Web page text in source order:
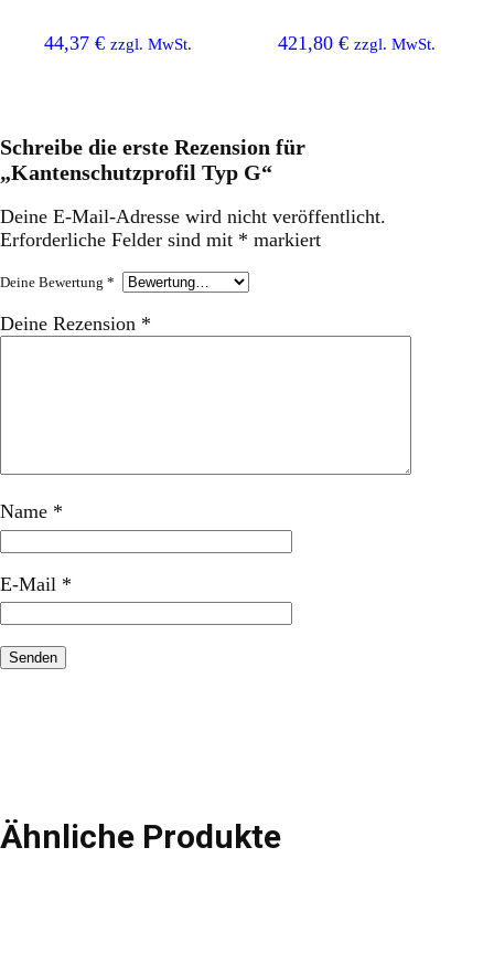
44,37 € zzgl. MwSt. 421,80€ zzgl. MwSt.
Schreibe die erste Rezension für
„Kantenschutzprofil Typ G“
Deine E-Mail-Adresse wird nicht veröffentlicht.
Erforderliche Felder sind mit * markiert
Deine Bewertung *
Deine Rezension *
Name *
E-Mail *
Ähnliche Produkte